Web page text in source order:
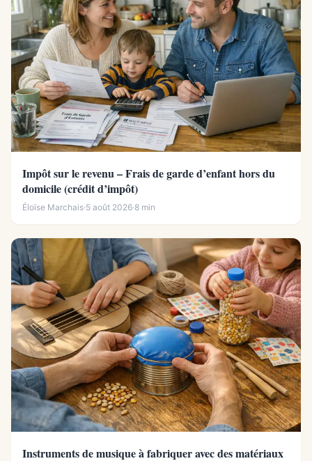
Impôt sur le revenu – Frais de garde d’enfant hors du
domicile (crédit d’impôt)
Éloïse Marchais·5 août 2026·8 min
Instruments de musique à fabriquer avec des matériaux